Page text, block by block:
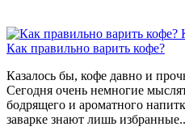
Как правильно варить кофе?
Казалось бы, кофе давно и
Сегодня очень немногие
бодрящего и ароматного
заварке знают лишь